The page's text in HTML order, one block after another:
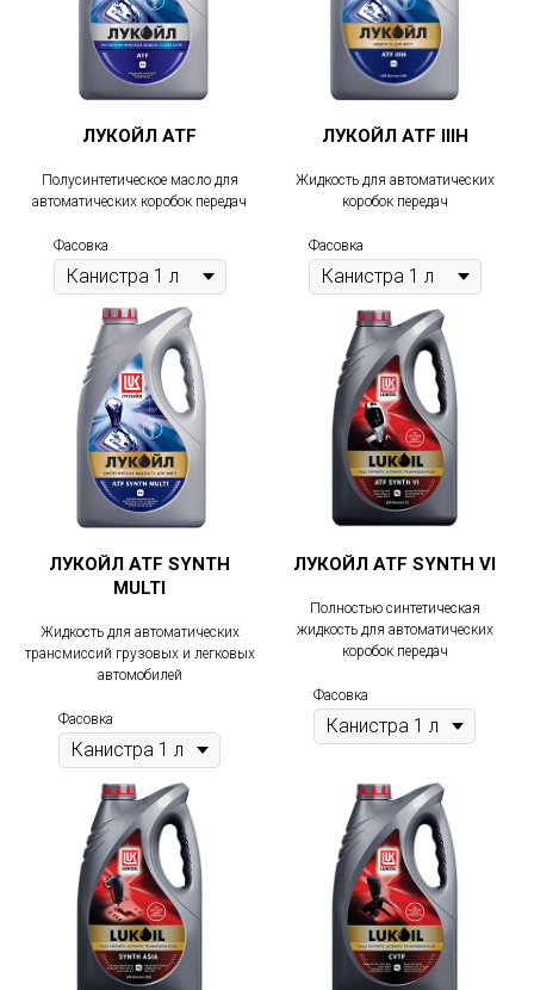
ЛУКОЙЛ ATF
Полусинтетическое масло для
автоматических коробок передач
Фасовка
ЛУКОЙЛ ATF IIIH
Жидкость для автоматических
коробок передач
Фасовка
ЛУКОЙЛ ATF SYNTH
MULTI
Жидкость для автоматических
трансмиссий грузовых и легковых
автомобилей
Фасовка
ЛУКОЙЛ ATF SYNTH VI
Полностью синтетическая
жидкость для автоматических
коробок передач
Фасовка